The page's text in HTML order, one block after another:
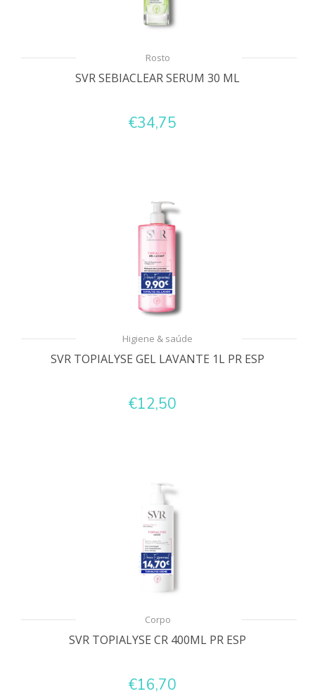
Rosto
SVR SEBIACLEAR SERUM 30 ML
€34,75
Higiene & saúde
SVR TOPIALYSE GEL LAVANTE 1L PR ESP
€12,50
Corpo
SVR TOPIALYSE CR 400ML PR ESP
€16,70